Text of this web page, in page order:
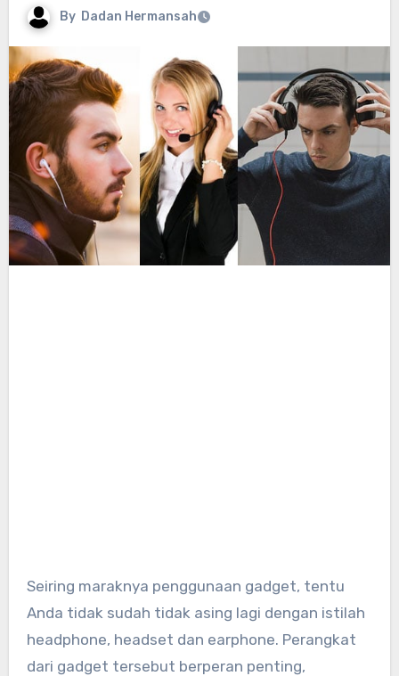
By Dadan Hermansah
Seiring maraknya penggunaan gadget, tentu
Anda tidak sudah tidak asing lagi dengan istilah
headphone, headset dan earphone. Perangkat
dari gadget tersebut berperan penting,